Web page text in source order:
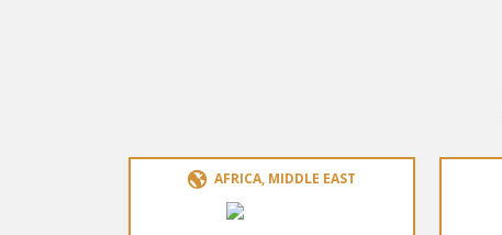
AFRICA, MIDDLE EAST